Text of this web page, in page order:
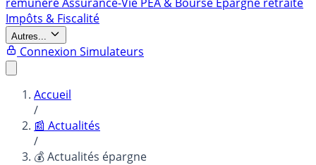
Impôts & Fiscalité
Autres...
Connexion Simulateurs
Accueil
/
📰 Actualités
/
💰 Actualités épargne